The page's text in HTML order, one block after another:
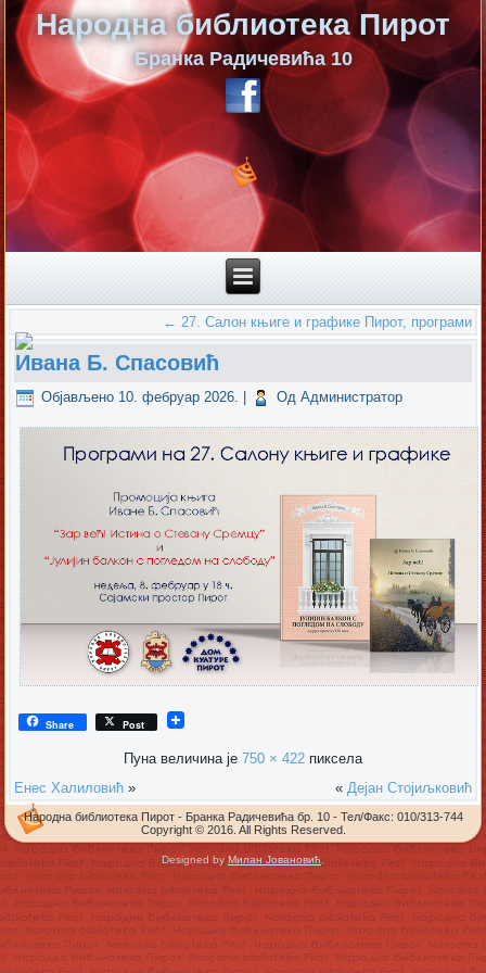
Народна библиотека Пирот
Бранка Радичевића 10
← 27. Салон књиге и графике Пирот, програми
Ивана Б. Спасовић
Објављено 10. фебруар 2026. Од Администратор
Share Post
Пуна величина је 750 × 422 пиксела
Енес Халиловић » « Дејан Стојиљковић
Народна библиотека Пирот - Бранка Радичевића бр. 10 - Тел/Факс: 010/313-744
Copyright © 2016. All Rights Reserved.
Designed by Милан Јовановић.